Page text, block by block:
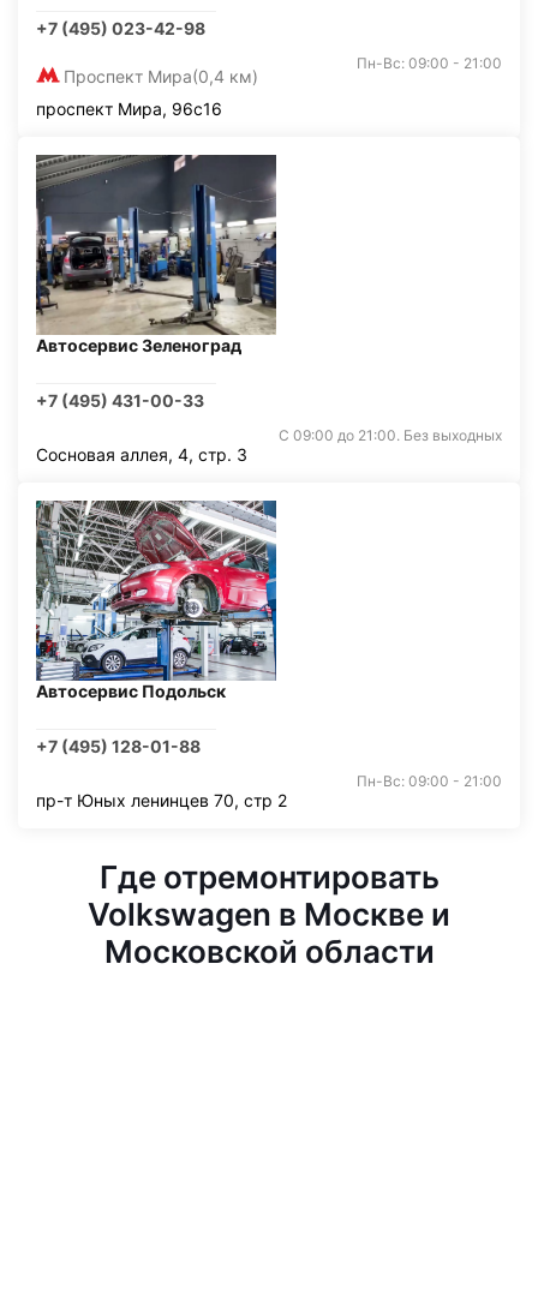
+7 (495) 023-42-98
Проспект Мира(0,4 км)
Пн-Вс: 09:00 - 21:00
проспект Мира, 96с16
Автосервис Зеленоград
+7 (495) 431-00-33
С 09:00 до 21:00. Без выходных
Сосновая аллея, 4, стр. 3
Автосервис Подольск
+7 (495) 128-01-88
Пн-Вс: 09:00 - 21:00
пр-т Юных ленинцев 70, стр 2
Где отремонтировать
Volkswagen в Москве и
Московской области